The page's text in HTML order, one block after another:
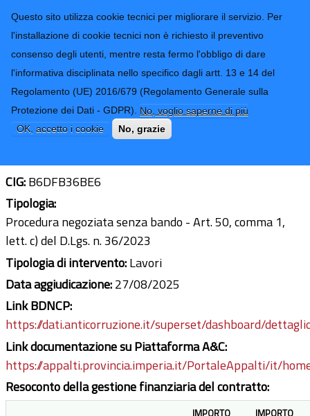
Questo sito utilizza cookie tecnici per migliorare il servizio. Per
l'installazione di cookie tecnici non è richiesto il preventivo
consenso degli utenti, mentre resta fermo l'obbligo di dare
l'informativa disciplinata nello specifico dagli artt. 13 e 14 del
Regolamento (UE) 2016/679 (Regolamento Generale sulla
Protezione dei Dati - GDPR). No, voglio saperne di più
OK, accetto i cookie
No, grazie
Provincia di
Imperia
CONTATTI-URP
TRASPARENZA
Form di ricerca
Lavori di manutenzione opere d’arte
stradali – Anno 2025
CIG:B6DFB36BE6
Tipologia:
Procedura negoziata senza bando - Art. 50, comma 1,
lett. c) del D.Lgs. n. 36/2023
Tipologia di intervento:Lavori
Data aggiudicazione:27/08/2025
Link BDNCP:
https://dati.anticorruzione.it/superset/dashboard/
Link documentazione su Piattaforma A&C:
https://appalti.provincia.imperia.it/PortaleAppalti/it/
Resoconto della gestione finanziaria del contratto: